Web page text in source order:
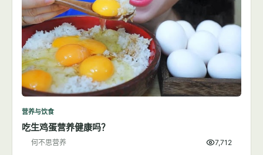
营养与饮食
吃生鸡蛋营养健康吗？
何不思营养 7,712